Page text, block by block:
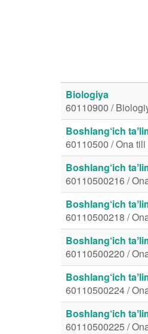
Biologiya
60110900 /
Boshlang‘ich
60110500 / Ona
Boshlang‘ich
60110500216 /
Boshlang‘ich
60110500218 /
Boshlang‘ich
60110500220 /
Boshlang‘ich
60110500224 /
Boshlang‘ich
60110500225 /